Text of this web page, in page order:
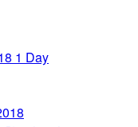
1 Day